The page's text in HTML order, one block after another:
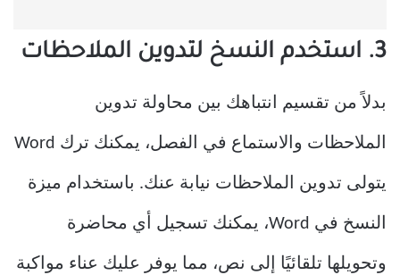
3. استخدم النسخ لتدوين الملاحظات
بدلاً من تقسيم انتباهك بين محاولة تدوين
الملاحظات والاستماع في الفصل، يمكنك ترك Word
يتولى تدوين الملاحظات نيابة عنك. باستخدام ميزة
النسخ في Word، يمكنك تسجيل أي محاضرة
وتحويلها تلقائيًا إلى نص، مما يوفر عليك عناء مواكبة